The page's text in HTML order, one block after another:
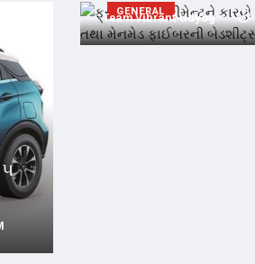
GENERAL
Team Vibrant Udyog